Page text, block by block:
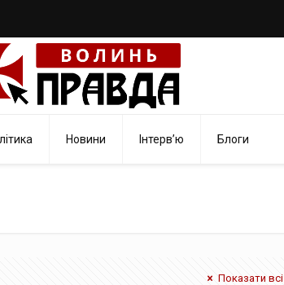
Новини Інтерв’ю Блоги
Показати всі